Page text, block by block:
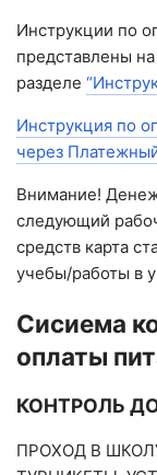
Инструкции по
представлены на
разделе
Инструкция по
через
Внимание!
следующий
средств карта
учебы/работы в
Сисиема
оплаты
КОНТРОЛЬ
ПРОХОД В